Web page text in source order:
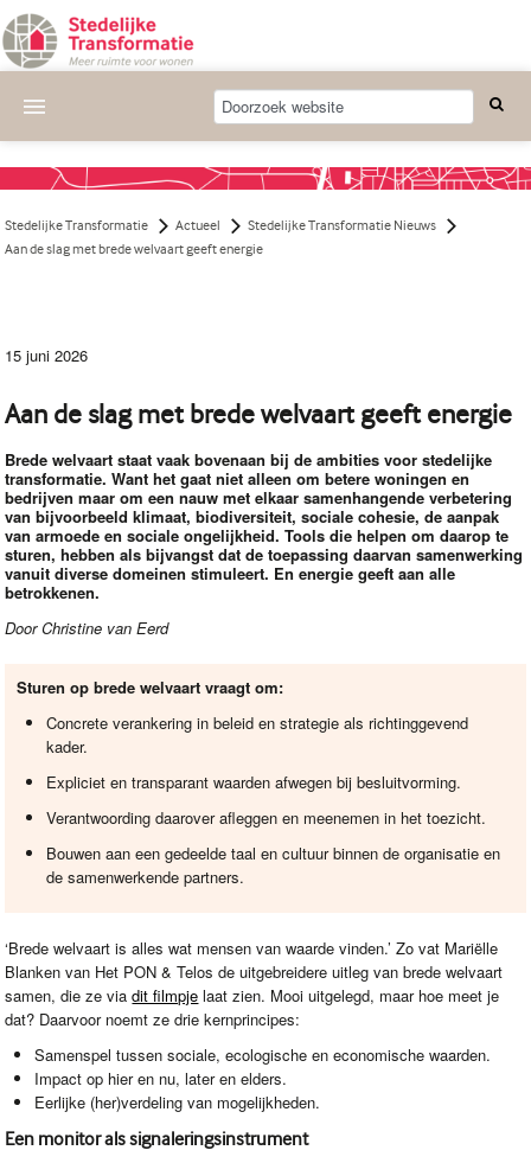
Deelnemende projecten
Bijeenkomsten
Over ons
Stedelijke Transformatie Actueel
Stedelijke Transformatie Nieuws
Aan de slag met brede welvaart geeft energie
15 juni 2026
Aan de slag met brede welvaart geeft energie
Brede welvaart staat vaak bovenaan bij de ambities voor stedelijke
transformatie. Want het gaat niet alleen om betere woningen en
bedrijven maar om een nauw met elkaar samenhangende verbetering
van bijvoorbeeld klimaat, biodiversiteit, sociale cohesie, de aanpak
van armoede en sociale ongelijkheid. Tools die helpen om daarop te
sturen, hebben als bijvangst dat de toepassing daarvan samenwerking
vanuit diverse domeinen stimuleert. En energie geeft aan alle
betrokkenen.
Door Christine van Eerd
Sturen op brede welvaart vraagt om:
Concrete verankering in beleid en strategie als richtinggevend
kader.
Expliciet en transparant waarden afwegen bij besluitvorming.
Verantwoording daarover afleggen en meenemen in het toezicht.
Bouwen aan een gedeelde taal en cultuur binnen de organisatie en
de samenwerkende partners.
‘Brede welvaart is alles wat mensen van waarde vinden.’ Zo vat Mariëlle
Blanken van Het PON & Telos de uitgebreidere uitleg van brede welvaart
samen, die ze viadit filmpje laat zien. Mooi uitgelegd, maar hoe meet je
dat? Daarvoor noemt ze drie kernprincipes:
Samenspel tussen sociale, ecologische en economische waarden.
Impact op hier en nu, later en elders.
Eerlijke (her)verdeling van mogelijkheden.
Een monitor als signaleringsinstrument